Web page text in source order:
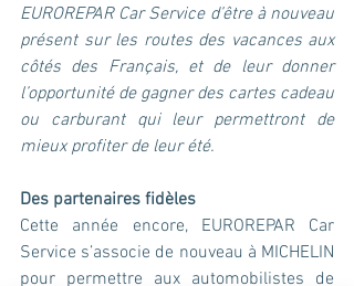
EUROREPAR Car Service d’être à nouveau
présent sur les routes des vacances aux
côtés des Français, et de leur donner
l’opportunité de gagner des cartes cadeau
ou carburant qui leur permettront de
mieux profiter de leur été.
Des partenaires fidèles
Cette année encore, EUROREPAR Car
Service s’associe de nouveau à MICHELIN
pour permettre aux automobilistes de